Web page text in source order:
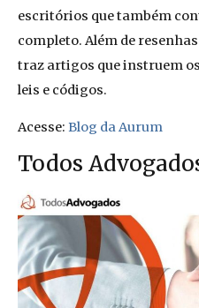
escritórios que também
completo. Além de
traz artigos que instruem
leis e códigos.
Acesse: Blog da Aurum
Todos